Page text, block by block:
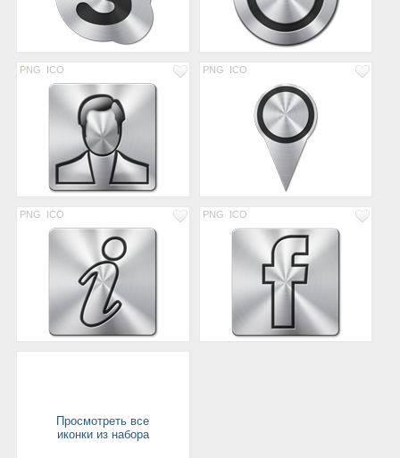
PNG ICO PNG ICO
PNG ICO PNG ICO
Просмотреть все
иконки из набора